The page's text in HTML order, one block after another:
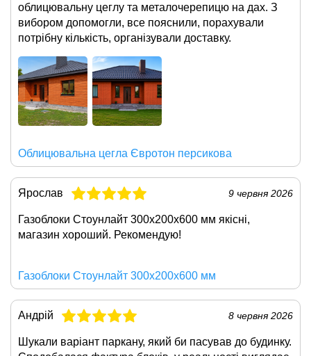
облицювальну цеглу та металочерепицю на дах. З
вибором допомогли, все пояснили, порахували
потрібну кількість, організували доставку.
Облицювальна цегла Євротон персикова
Ярослав 9 червня 2026
Газоблоки Стоунлайт 300х200х600 мм якісні,
магазин хороший. Рекомендую!
Газоблоки Стоунлайт 300х200х600 мм
Андрій 8 червня 2026
Шукали варіант паркану, який би пасував до будинку.